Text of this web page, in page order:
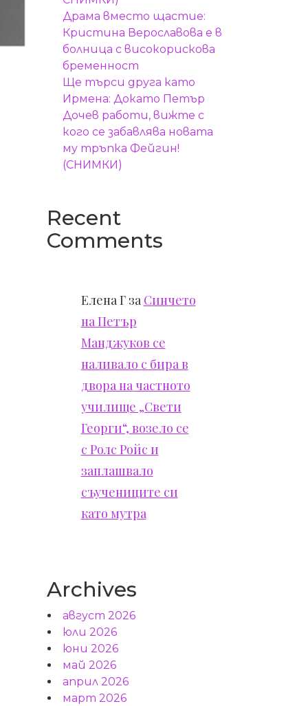
Драма вместо щастие:
Кристина Верославова е в
болница с високорискова
бременност
Ще търси друга като
Ирмена: Докато Петър
Дочев работи, вижте с
кого се забавлява новата
му тръпка Фейгин!
(СНИМКИ)
Recent
Comments
Елена Гза Синчето
на Петър
Манджуков се
наливало с бира в
двора на частното
училище „Свети
Георги“, возело се
с Ролс Ройс и
заплашвало
съучениците си
като мутра
Archives
август 2026
юли 2026
юни 2026
май 2026
април 2026
март 2026